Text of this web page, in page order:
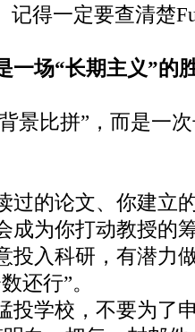
记得一定要查清楚
一场“长期主义”的
景比拼”，而是一
过的论文、你建立
成为你打动教授的
投入科研，有潜力
还行”。
投学校，不要为了